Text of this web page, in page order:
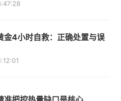
金4小时自救：正确处置与误